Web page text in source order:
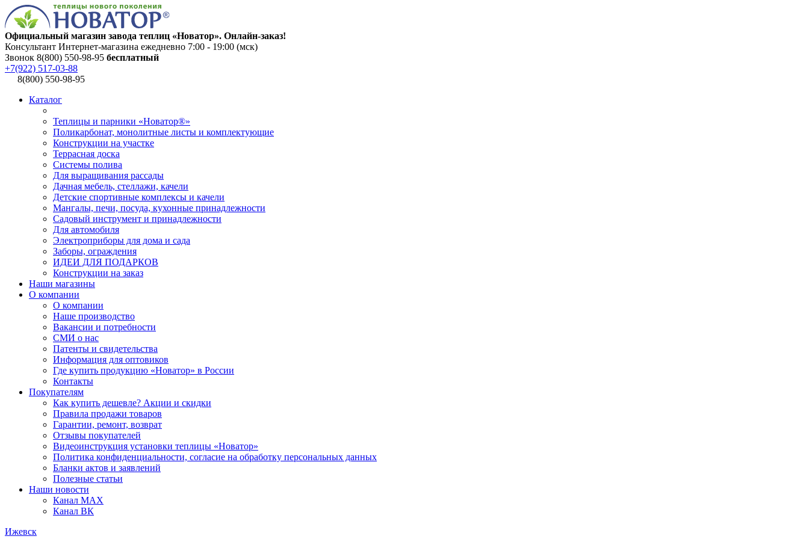
Официальный магазин завода теплиц «Новатор». Онлайн-заказ!
Консультант Интернет-магазина ежедневно 7:00 - 19:00 (мск)
Звонок 8(800) 550-98-95 бесплатный
+7(922) 517-03-88
8(800) 550-98-95
Каталог
Теплицы и парники «Новатор®»
Поликарбонат, монолитные листы и комплектующие
Конструкции на участке
Террасная доска
Системы полива
Для выращивания рассады
Дачная мебель, стеллажи, качели
Детские спортивные комплексы и качели
Мангалы, печи, посуда, кухонные принадлежности
Садовый инструмент и принадлежности
Для автомобиля
Электроприборы для дома и сада
Заборы, ограждения
ИДЕИ ДЛЯ ПОДАРКОВ
Конструкции на заказ
Наши магазины
О компании
О компании
Наше производство
Вакансии и потребности
СМИ о нас
Патенты и свидетельства
Информация для оптовиков
Где купить продукцию «Новатор» в России
Контакты
Покупателям
Как купить дешевле? Акции и скидки
Правила продажи товаров
Гарантии, ремонт, возврат
Отзывы покупателей
Видеоинструкция установки теплицы «Новатор»
Политика конфиденциальности, согласие на обработку персональных данных
Бланки актов и заявлений
Полезные статьи
Наши новости
Канал MAX
Канал ВК
Ижевск